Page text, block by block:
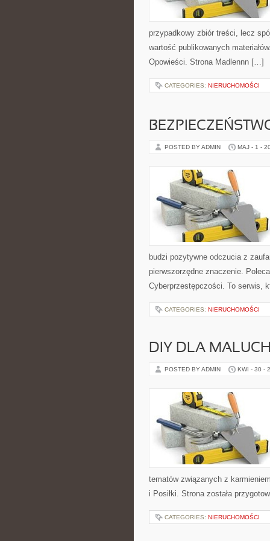
przypadkowy zbiór treści, lecz
wartość publikowanych
Opowieści. Strona Madlennn […]
CATEGORIES: NIERUCHOMOŚCI
POSTED BY ADMIN MAJ - 1 -
budzi pozytywne odczucia z
pierwszorzędne znaczenie.
Cyberprzestępczości. To serwis,
CATEGORIES: NIERUCHOMOŚCI
DIY DLA
POSTED BY ADMIN KWI - 30 -
tematów związanych z
i Posiłki. Strona została
CATEGORIES: NIERUCHOMOŚCI